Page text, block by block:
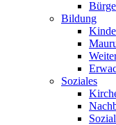
Bildung
Soziales